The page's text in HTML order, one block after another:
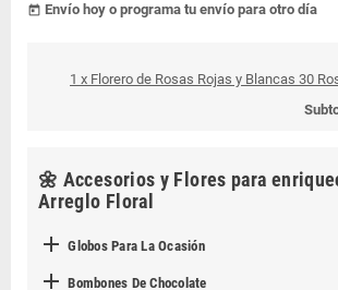
today Envío hoy o programa tu envío para otro día
1 x Florero de Rosas Rojas y Blancas 30
🌼 Accesorios y Flores para
Arreglo Floral
 Globos Para La Ocasión
 Bombones De Chocolate